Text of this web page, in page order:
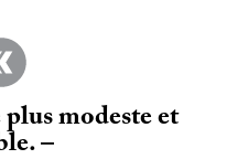
plus modeste et
–